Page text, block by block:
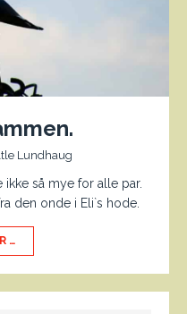
Lundhaug
ikke så mye for alle par.
den onde i Eli`s hode.
…